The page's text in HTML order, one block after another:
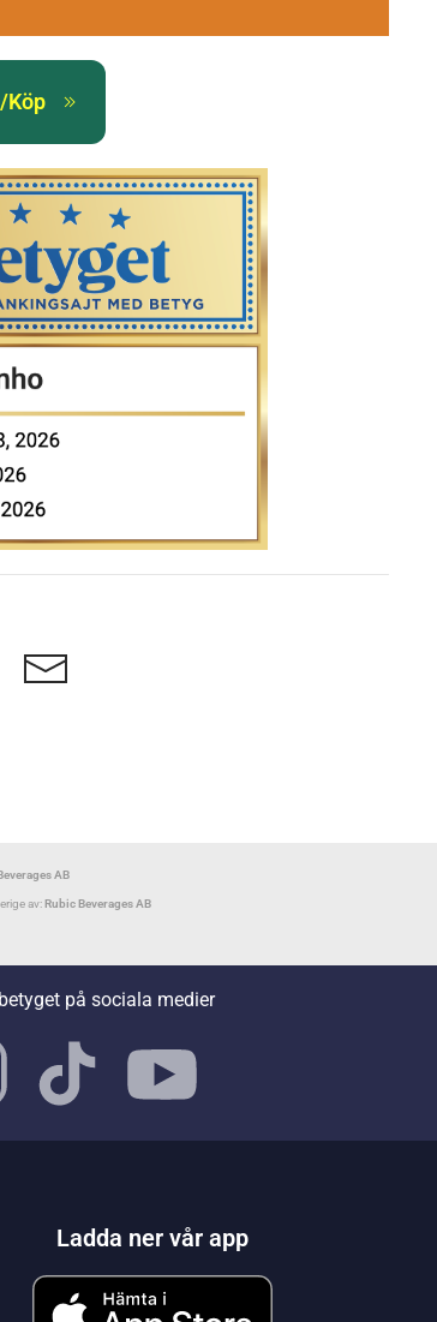
Köp
AB
av:Rubic Beverages AB
på sociala medier
Ladda ner vår app